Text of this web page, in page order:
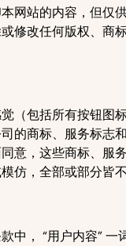
网站的内容，但仅
修改任何版权、商
（包括所有按钮图
的商标、服务标志
意，这些商标、服
仿，全部或部分皆不
中， “用户内容” 一